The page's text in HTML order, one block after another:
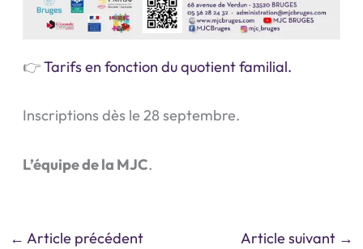
👉Tarifs en fonction du quotient familial.
Inscriptions dès le 28 septembre.
L’équipe de la MJC.
← Article précédent Article suivant →